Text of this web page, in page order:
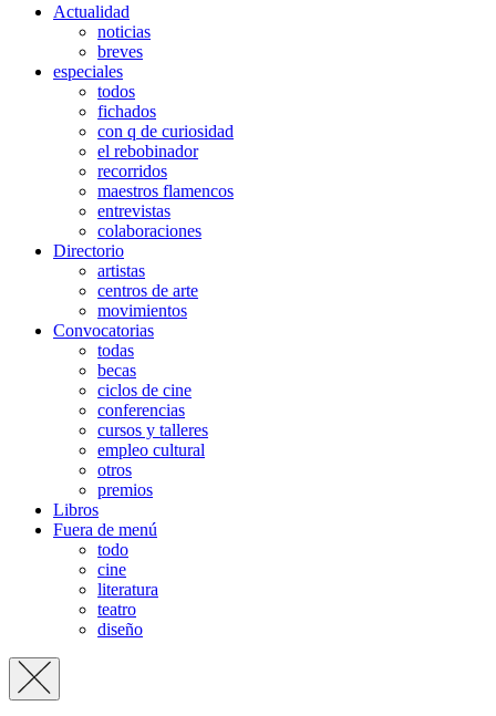
Actualidad
noticias
breves
especiales
todos
fichados
con q de curiosidad
el rebobinador
recorridos
maestros flamencos
entrevistas
colaboraciones
Directorio
artistas
centros de arte
movimientos
Convocatorias
todas
becas
ciclos de cine
conferencias
cursos y talleres
empleo cultural
otros
premios
Libros
Fuera de menú
todo
cine
literatura
teatro
diseño